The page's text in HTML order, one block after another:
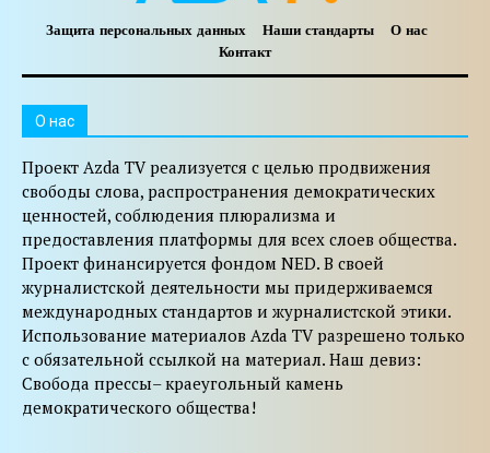
Защита персональных данных Наши стандарты
О нас
Контакт
O нас
Проект Azda TV реализуется с целью продвижения
свободы слова, распространения демократических
ценностей, соблюдения плюрализма и
предоставления платформы для всех слоев общества.
Проект финансируется фондом NED. В своей
журналистской деятельности мы придерживаемся
международных стандартов и журналистской этики.
Использование материалов Azda TV разрешено только
с обязательной ссылкой на материал. Наш девиз:
Свобода прессы– краеугольный камень
демократического общества!